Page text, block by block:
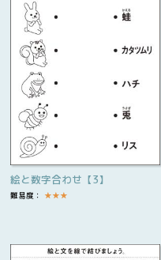
絵と数字合わせ【3】
難易度： ★★★